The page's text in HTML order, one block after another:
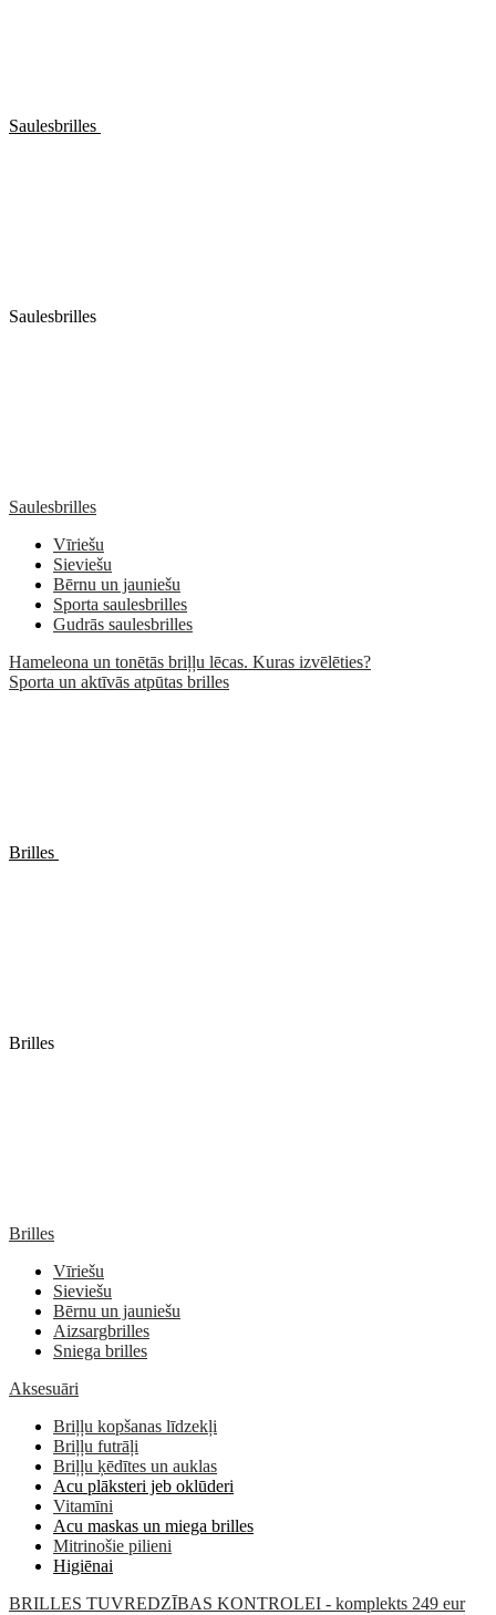
Saulesbrilles
Saulesbrilles
Saulesbrilles
Vīriešu
Sieviešu
Bērnu un jauniešu
Sporta saulesbrilles
Gudrās saulesbrilles
Hameleona un tonētās briļļu lēcas. Kuras izvēlēties?
Sporta un aktīvās atpūtas brilles
Brilles
Brilles
Brilles
Vīriešu
Sieviešu
Bērnu un jauniešu
Aizsargbrilles
Sniega brilles
Aksesuāri
Briļļu kopšanas līdzekļi
Briļļu futrāļi
Briļļu ķēdītes un auklas
Acu plāksteri jeb oklūderi
Vitamīni
Acu maskas un miega brilles
Mitrinošie pilieni
Higiēnai
BRILLES TUVREDZĪBAS KONTROLEI - komplekts 249 eur